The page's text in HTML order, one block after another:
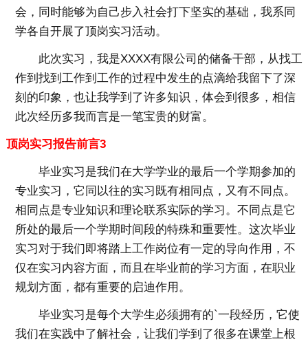
会，同时能够为自己步入社会打下坚实的基础，我系同
学各自开展了顶岗实习活动。
此次实习，我是XXXX有限公司的储备干部，从找工
作到找到工作到工作的过程中发生的点滴给我留下了深
刻的印象，也让我学到了许多知识，体会到很多，相信
此次经历多我而言是一笔宝贵的财富。
顶岗实习报告前言3
毕业实习是我们在大学学业的最后一个学期参加的
专业实习，它同以往的实习既有相同点，又有不同点。
相同点是专业知识和理论联系实际的学习。不同点是它
所处的最后一个学期时间段的特殊和重要性。这次毕业
实习对于我们即将踏上工作岗位有一定的导向作用，不
仅在实习内容方面，而且在毕业前的学习方面，在职业
规划方面，都有重要的启迪作用。
毕业实习是每个大学生必须拥有的`一段经历，它使
我们在实践中了解社会，让我们学到了很多在课堂上根